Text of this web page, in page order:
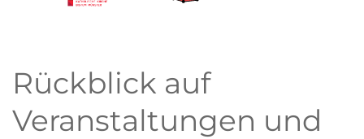
Rückblick auf
Veranstaltungen und